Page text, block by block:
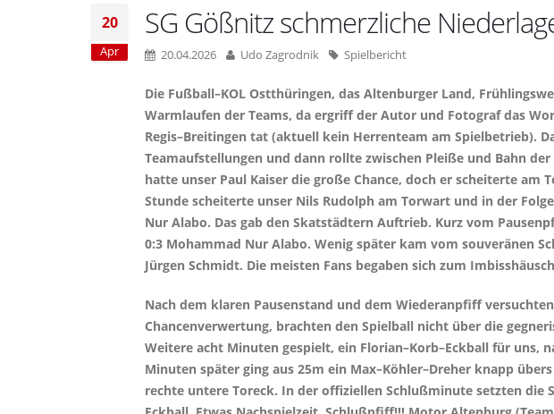
20
Apr
SG Gößnitz schmerzliche
20.04.2026 Udo Zagrodnik Spielbericht
Die Fußball–KOL Ostthüringen, das Altenburger Land,
Warmlaufen der Teams, da ergriff der Autor und Fotograf das
Regis–Breitingen tat (aktuell kein Herrenteam am Spielbetrieb).
Teamaufstellungen und dann rollte zwischen Pleiße und Bahn
hatte unser Paul Kaiser die große Chance, doch er scheiterte am
Stunde scheiterte unser Nils Rudolph am Torwart und in der
Nur Alabo. Das gab den Skatstädtern Auftrieb. Kurz vom
0:3 Mohammad Nur Alabo. Wenig später kam vom souveränen
Jürgen Schmidt. Die meisten Fans begaben sich zum
Nach dem klaren Pausenstand und dem Wiederanpfiff
Chancenverwertung, brachten den Spielball nicht über die
Weitere acht Minuten gespielt, ein Florian–Korb–Eckball für uns,
Minuten später ging aus 25m ein Max–Köhler–Dreher knapp
rechte untere Toreck. In der offiziellen Schlußminute setzten die